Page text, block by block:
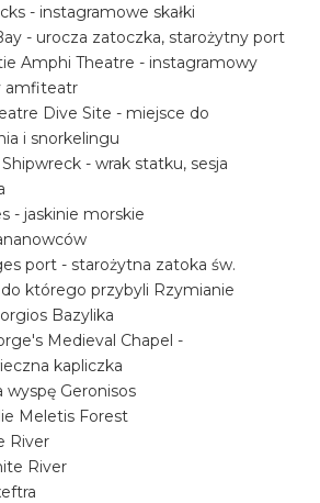
- instagramowe skałki
- urocza zatoczka, starożytny port
Amphi Theatre - instagramowy
amfiteatr
Dive Site - miejsce do
i snorkelingu
- wrak statku, sesja
- jaskinie morskie
port - starożytna zatoka św.
którego przybyli Rzymianie
Bazylika
Medieval Chapel -
kapliczka
wyspę Geronisos
Meletis Forest
River
River